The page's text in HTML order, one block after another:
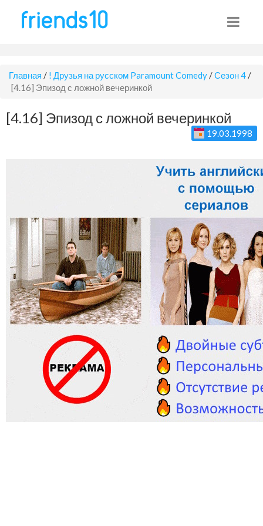
Главная / ! Друзья на русском Paramount Comedy /Сезон 4 /
[4.16] Эпизод с ложной вечеринкой
[4.16] Эпизод с ложной вечеринкой
19.03.1998